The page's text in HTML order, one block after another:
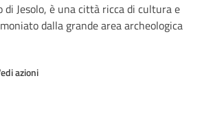
di Jesolo, è una città ricca di cultura e
dalla grande area archeologica
azioni